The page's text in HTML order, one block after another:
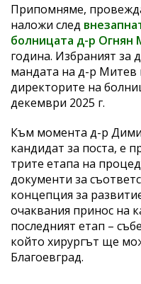
Припомняме,
наложи след
болницата д-р Огнян
година. Избраният
мандата на д-р Митев
директорите на
декември 2025 г.
Към момента д-р
кандидат за поста, е
трите етапа на
документи за
концепция за
очаквания принос на
последният етап –
който хирургът ще
Благоевград.